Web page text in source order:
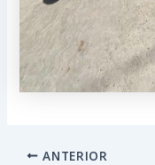
ANTERIOR